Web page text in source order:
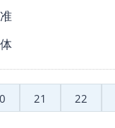
21 22